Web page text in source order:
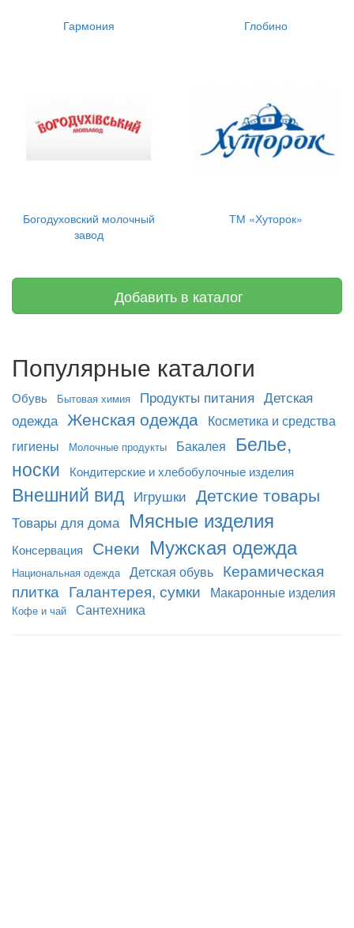
Гармония Глобино
Богодуховский молочный
завод
ТМ «Хуторок»
Добавить в каталог
Популярные каталоги
Обувь Бытовая химия Продукты питания Детская
одежда Женская одежда Косметика и средства
гигиены
Молочные продукты Бакалея
Белье,
носки
Кондитерские и хлебобулочные изделия
Внешний вид Игрушки Детские товары
Товары для дома Мясные изделия
Консервация Снеки Мужская одежда
Национальная одежда Детская обувь Керамическая
плитка Галантерея, сумки Макаронные изделия
Кофе и чай Сантехника